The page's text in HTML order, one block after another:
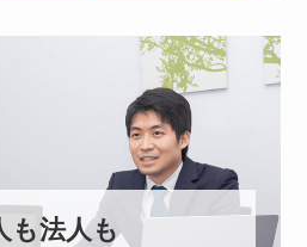
も法人も